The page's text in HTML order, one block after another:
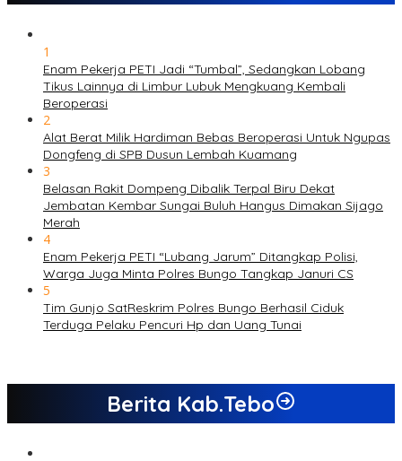
1
Enam Pekerja PETI Jadi “Tumbal”, Sedangkan Lobang
Tikus Lainnya di Limbur Lubuk Mengkuang Kembali
Beroperasi
2
Alat Berat Milik Hardiman Bebas Beroperasi Untuk Ngupas
Dongfeng di SPB Dusun Lembah Kuamang
3
Belasan Rakit Dompeng Dibalik Terpal Biru Dekat
Jembatan Kembar Sungai Buluh Hangus Dimakan Sijago
Merah
4
Enam Pekerja PETI “Lubang Jarum” Ditangkap Polisi,
Warga Juga Minta Polres Bungo Tangkap Januri CS
5
Tim Gunjo SatReskrim Polres Bungo Berhasil Ciduk
Terduga Pelaku Pencuri Hp dan Uang Tunai
Berita Kab.Tebo